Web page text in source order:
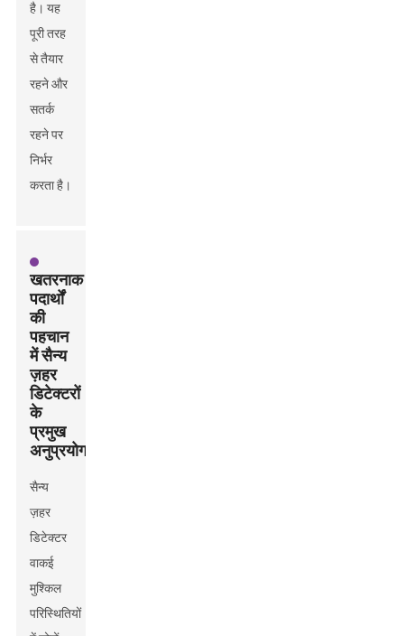
है। यह
पूरी तरह
से तैयार
रहने और
सतर्क
रहने पर
निर्भर
करता है।
खतरनाक
पदार्थों
की
पहचान
में सैन्य
ज़हर
डिटेक्टरों
के
प्रमुख
अनुप्रयोग
सैन्य
ज़हर
डिटेक्टर
वाकई
मुश्किल
परिस्थितियों